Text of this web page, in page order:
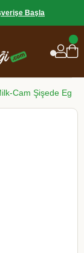
Başla
Cam Şişede Ege